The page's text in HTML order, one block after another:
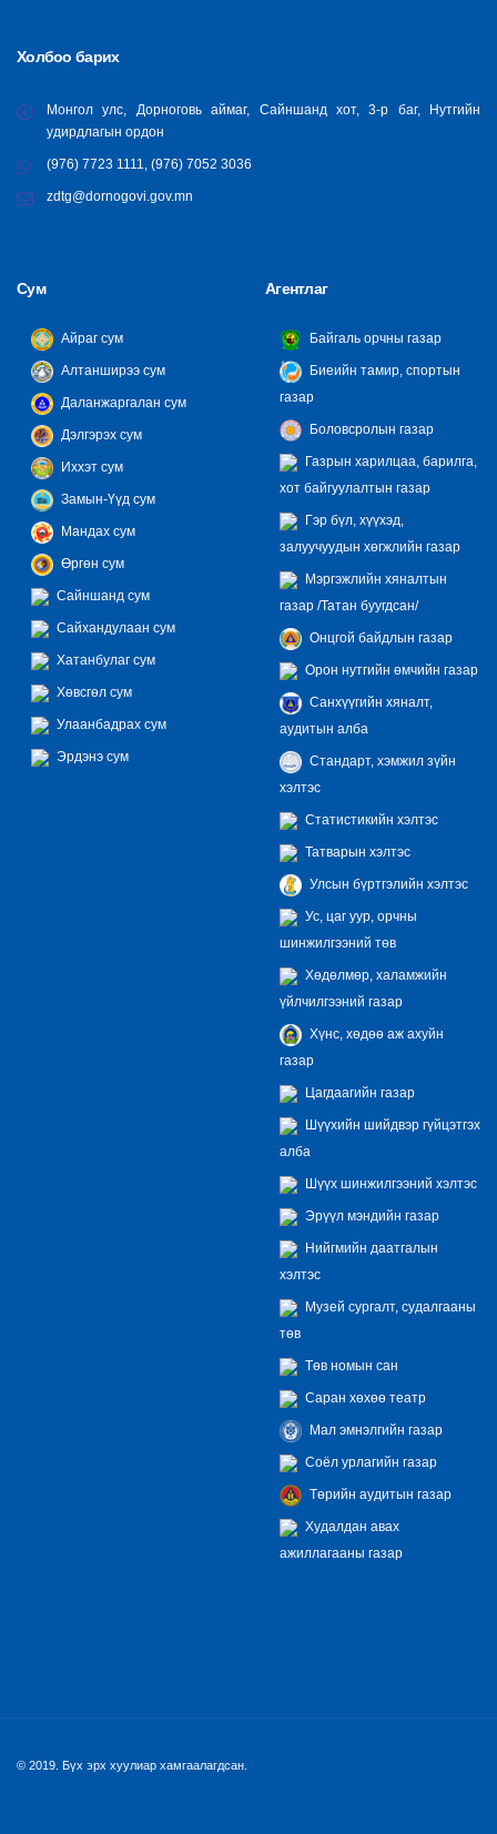
Холбоо барих
Монгол улс, Дорноговь аймаг, Сайншанд хот, 3-р баг, Нутгийн
удирдлагын ордон
(976) 7723 1111, (976) 7052 3036
zdtg@dornogovi.gov.mn
Сум
Айраг сум
Алтанширээ сум
Даланжаргалан сум
Дэлгэрэх сум
Иххэт сум
Замын-Үүд сум
Мандах сум
Өргөн сум
Сайншанд сум
Сайхандулаан сум
Хатанбулаг сум
Хөвсгөл сум
Улаанбадрах сум
Эрдэнэ сум
Агентлаг
Байгаль орчны газар
Биеийн тамир, спортын
газар
Боловсролын газар
Газрын харилцаа, барилга,
хот байгуулалтын газар
Гэр бүл, хүүхэд,
залуучуудын хөгжлийн газар
Мэргэжлийн хяналтын
газар /Татан буугдсан/
Онцгой байдлын газар
Орон нутгийн өмчийн газар
Санхүүгийн хяналт,
аудитын алба
Стандарт, хэмжил зүйн
хэлтэс
Статистикийн хэлтэс
Татварын хэлтэс
Улсын бүртгэлийн хэлтэс
Ус, цаг уур, орчны
шинжилгээний төв
Хөдөлмөр, халамжийн
үйлчилгээний газар
Хүнс, хөдөө аж ахуйн
газар
Цагдаагийн газар
Шүүхийн шийдвэр гүйцэтгэх
алба
Шүүх шинжилгээний хэлтэс
Эрүүл мэндийн газар
Нийгмийн даатгалын
хэлтэс
Музей сургалт, судалгааны
төв
Төв номын сан
Саран хөхөө театр
Мал эмнэлгийн газар
Соёл урлагийн газар
Төрийн аудитын газар
Худалдан авах
ажиллагааны газар
© 2019. Бүх эрх хуулиар хамгаалагдсан.